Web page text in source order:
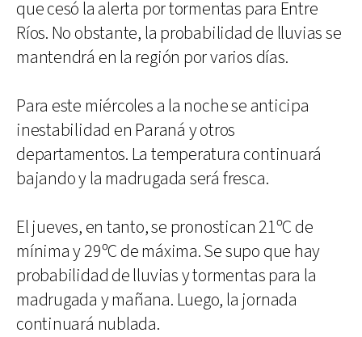
que cesó la alerta por tormentas para Entre
Ríos. No obstante, la probabilidad de lluvias se
mantendrá en la región por varios días.
Para este miércoles a la noche se anticipa
inestabilidad en Paraná y otros
departamentos. La temperatura continuará
bajando y la madrugada será fresca.
El jueves, en tanto, se pronostican 21ºC de
mínima y 29ºC de máxima. Se supo que hay
probabilidad de lluvias y tormentas para la
madrugada y mañana. Luego, la jornada
continuará nublada.